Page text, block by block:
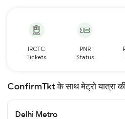
IRCTC
Tickets
PNR
Status
ConfirmTkt के साथ मेट्रो यात्रा की
Delhi Metro